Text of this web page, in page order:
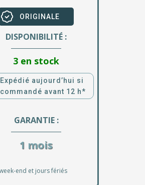
ORIGINALE
DISPONIBILITÉ :
3 en stock
Expédié aujourd’hui si
commandé avant 12 h*
GARANTIE :
1 mois
end et jours fériés